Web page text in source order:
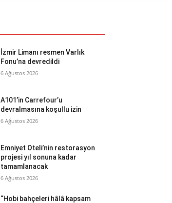
İzmir Limanı resmen Varlık
Fonu’na devredildi
6 Ağustos 2026
A101’in Carrefour’u
devralmasına koşullu izin
6 Ağustos 2026
Emniyet Oteli’nin restorasyon
projesi yıl sonuna kadar
tamamlanacak
6 Ağustos 2026
“Hobi bahçeleri hâlâ kapsam